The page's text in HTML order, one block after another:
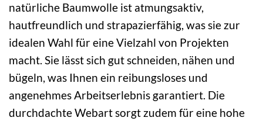
natürliche Baumwolle ist atmungsaktiv,
hautfreundlich und strapazierfähig, was sie zur
idealen Wahl für eine Vielzahl von Projekten
macht. Sie lässt sich gut schneiden, nähen und
bügeln, was Ihnen ein reibungsloses und
angenehmes Arbeitserlebnis garantiert. Die
durchdachte Webart sorgt zudem für eine hohe